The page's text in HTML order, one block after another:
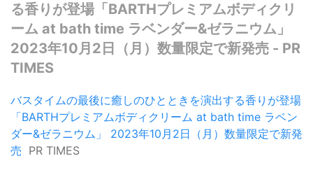
る香りが登場「BARTHプレミアムボディクリ
ーム at bath time ラベンダー&ゼラニウム」
2023年10月2日（月）数量限定で新発売 - PR
TIMES
バスタイムの最後に癒しのひとときを演出する香りが登場
「BARTHプレミアムボディクリーム at bath time ラベン
ダー&ゼラニウム」 2023年10月2日（月）数量限定で新発
売 PR TIMES